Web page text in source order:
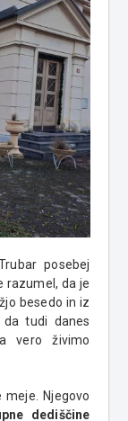
posebej
razumel, da je
besedo in iz
da tudi danes
vero živimo
Njegovo
dediščine